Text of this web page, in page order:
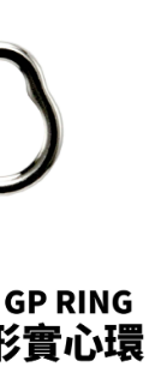
狀況，依本公司即
惡意使用之情形，
取法律行動。
運費另